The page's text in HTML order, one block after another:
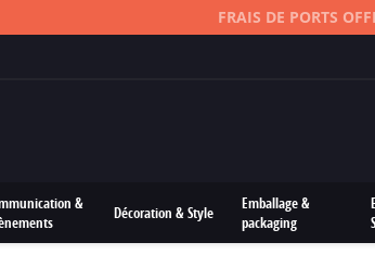
FRAIS DE PORTS
&
Décoration & Style
Emballage &
packaging